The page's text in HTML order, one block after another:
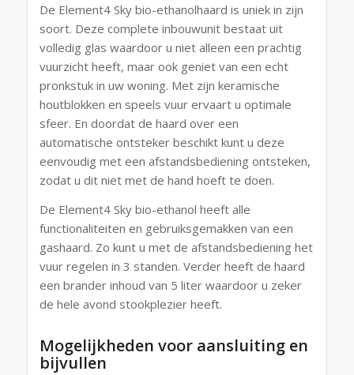
De Element4 Sky bio-ethanolhaard is uniek in zijn
soort. Deze complete inbouwunit bestaat uit
volledig glas waardoor u niet alleen een prachtig
vuurzicht heeft, maar ook geniet van een echt
pronkstuk in uw woning. Met zijn keramische
houtblokken en speels vuur ervaart u optimale
sfeer. En doordat de haard over een
automatische ontsteker beschikt kunt u deze
eenvoudig met een afstandsbediening ontsteken,
zodat u dit niet met de hand hoeft te doen.
De Element4 Sky bio-ethanol heeft alle
functionaliteiten en gebruiksgemakken van een
gashaard. Zo kunt u met de afstandsbediening het
vuur regelen in 3 standen. Verder heeft de haard
een brander inhoud van 5 liter waardoor u zeker
de hele avond stookplezier heeft.
Mogelijkheden voor aansluiting en
bijvullen